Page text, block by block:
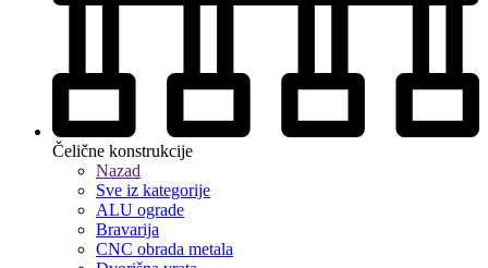
Čelične konstrukcije
Nazad
Sve iz kategorije
ALU ograde
Bravarija
CNC obrada metala